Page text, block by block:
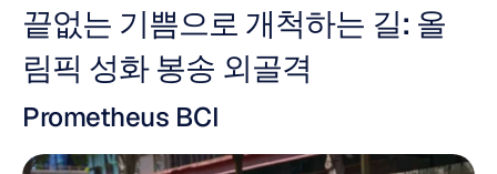
끝없는 기쁨으로 개척하는 길: 올
림픽 성화 봉송 외골격
Prometheus BCI